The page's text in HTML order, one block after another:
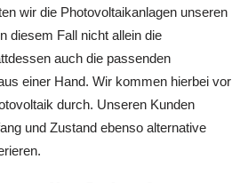
wir die Photovoltaikanlagen unseren
diesem Fall nicht allein die
auch die passenden
einer Hand. Wir kommen hierbei vor
durch. Unseren Kunden
und Zustand ebenso alternative